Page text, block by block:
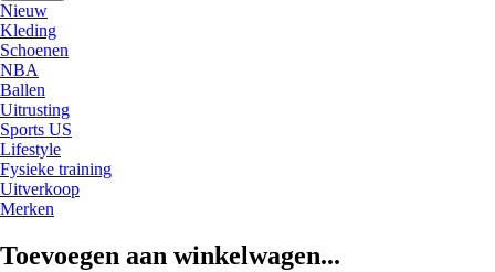
Nieuw
Kleding
Schoenen
NBA
Ballen
Uitrusting
Sports US
Lifestyle
Fysieke training
Uitverkoop
Merken
Toevoegen aan winkelwagen...